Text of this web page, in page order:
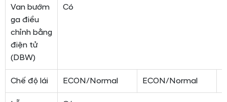
Van bướm
ga điều
chỉnh bằng
điện tử
(DBW)
Có
Chế độ lái ECON/Normal ECON/Normal